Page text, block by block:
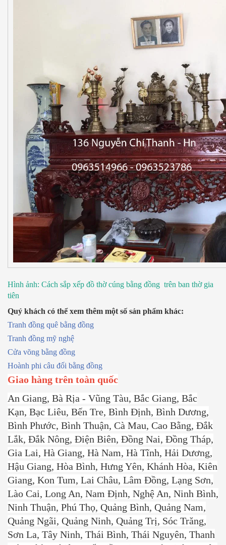
Hình ảnh: Cách sắp xếp đồ thờ cúng bằng đồng trên ban thờ gia
tiên
Quý khách có thể xem thêm một số sản phẩm khác:
Tranh đồng quê bằng đồng
Tranh đồng mỹ nghệ
Cửa võng bằng đồng
Hoành phi câu đối bằng đồng
Giao hàng trên toàn quốc
An Giang, Bà Rịa - Vũng Tàu, Bắc Giang, Bắc
Kạn, Bạc Liêu, Bến Tre, Bình Định, Bình Dương,
Bình Phước, Bình Thuận, Cà Mau, Cao Bằng, Đắk
Lắk, Đắk Nông, Điện Biên, Đồng Nai, Đồng Tháp,
Gia Lai, Hà Giang, Hà Nam, Hà Tĩnh, Hải Dương,
Hậu Giang, Hòa Bình, Hưng Yên, Khánh Hòa, Kiên
Giang, Kon Tum, Lai Châu, Lâm Đồng, Lạng Sơn,
Lào Cai, Long An, Nam Định, Nghệ An, Ninh Bình,
Ninh Thuận, Phú Thọ, Quảng Bình, Quảng Nam,
Quảng Ngãi, Quảng Ninh, Quảng Trị, Sóc Trăng,
Sơn La, Tây Ninh, Thái Bình, Thái Nguyên, Thanh